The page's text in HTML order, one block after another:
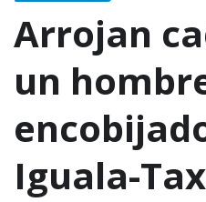
Arrojan
un
Iguala-